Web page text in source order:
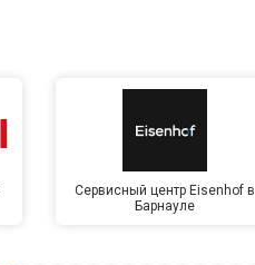
Сервисный центр Eisenhof в
Барнауле